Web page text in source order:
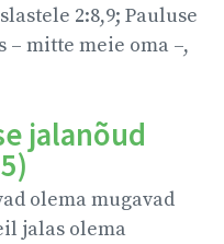
2:8,9; Pauluse
– mitte meie oma –,
jalanõud
olema mugavad
jalas olema